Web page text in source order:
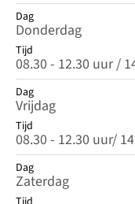
Dag
Donderdag
Tijd
08.30 - 12.30 uur /
Dag
Vrijdag
Tijd
08.30 - 12.30 uur/
Dag
Zaterdag